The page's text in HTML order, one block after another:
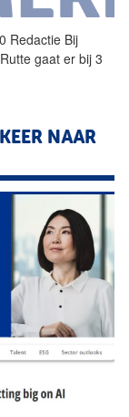
Redactie Bij
gaat er bij 3
NAAR